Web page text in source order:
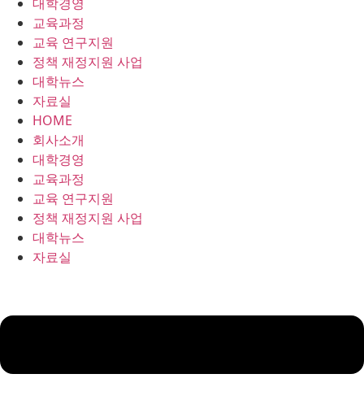
교육과정
교육 연구지원
정책 재정지원 사업
대학뉴스
자료실
HOME
회사소개
대학경영
교육과정
교육 연구지원
정책 재정지원 사업
대학뉴스
자료실